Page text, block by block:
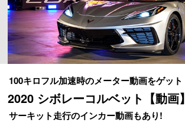
100キロフル加速時のメーター動画をゲット
2020 シボレーコルベット【動画】
サーキット走行のインカー動画もあり!